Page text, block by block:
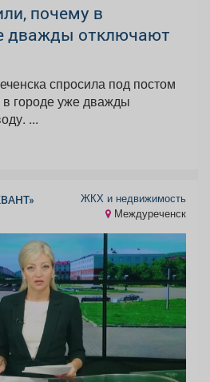
почему в
дважды отключают
спросила под постом
в городе уже дважды
отключали горячую воду. ...
ЖКХ и недвижимость
Междуреченск